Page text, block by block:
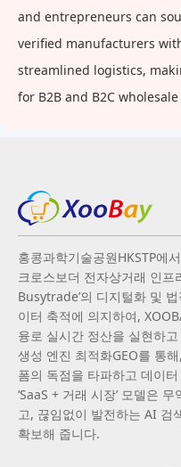
and entrepreneurs can
verified manufacturers
streamlined logistics,
for B2B and B2C
홍콩과학기술공원HKSTP에
크로스보더 전자상거래 인프
Busytrade’의 디지털화 및
이터 축적에 의지하여,
융로 실시간 정산을 실현하
생성 엔진 최적화GEO를 통
폼의 독점을 타파하고 데이
‘SaaS + 거래 시장’ 모델은
고, 끊임없이 발전하는 AI 검
확보해 줍니다.